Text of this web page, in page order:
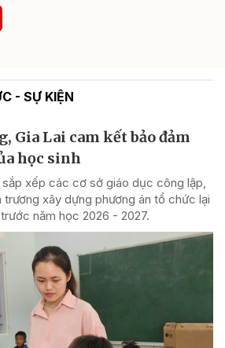
- SỰ KIỆN
Gia Lai cam kết bảo đảm
học sinh
xếp các cơ sở giáo dục công lập,
trương xây dựng phương án tổ chức lại
năm học 2026 - 2027.